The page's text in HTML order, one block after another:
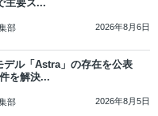
主要ス...
部 2026年8月6日
デル「Astra」の存在を公表
を解決...
部 2026年8月5日